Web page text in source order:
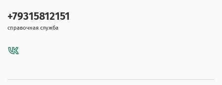
+79315812151
справочная служба